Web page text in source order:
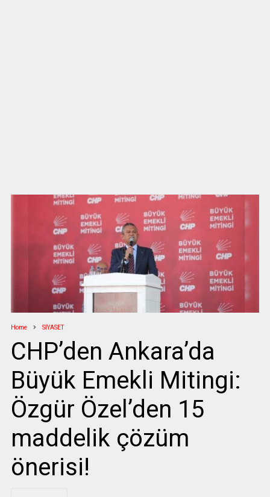
Home SİYASET
CHP’den Ankara’da
Büyük Emekli Mitingi:
Özgür Özel’den 15
maddelik çözüm
önerisi!